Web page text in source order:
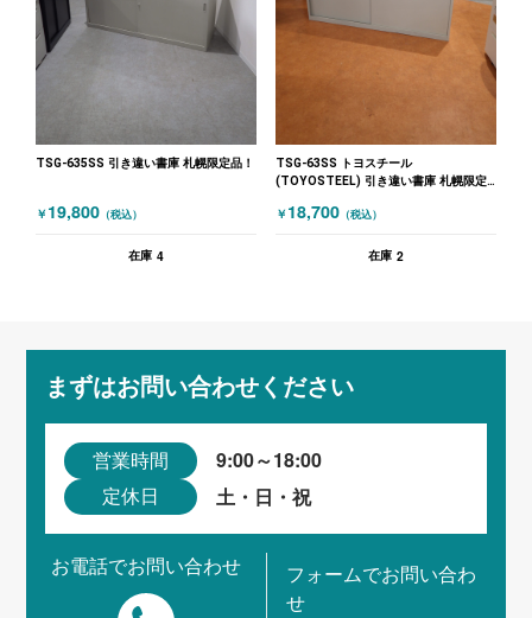
TSG-635SS 引き違い書庫 札幌限定品！
￥ 19,800 （税込）
在庫 4
TSG-63SS トヨスチール
(TOYOSTEEL) 引き違い書庫 札幌限定
￥ 18,700 （税込）
在庫 2
まずはお問い合わせください
営業時間 9:00～18:00
定休日 土・日・祝
お電話でお問い合わせ
フォームでお問い合わ
せ